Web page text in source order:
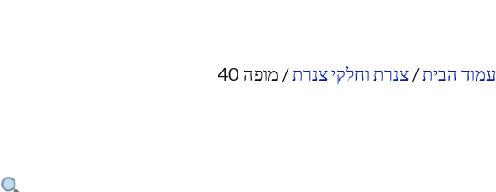
עמוד הבית/צנרת וחלקי צנרת/ מופה 40